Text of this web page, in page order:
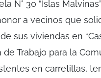
N° 30 “Islas
a vecinos que
sus viviendas en
Trabajo para la
en carretillas,